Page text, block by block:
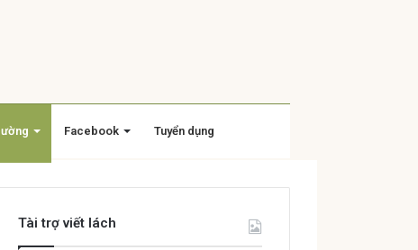
Facebook Tuyển dụng
Tài trợ viết lách